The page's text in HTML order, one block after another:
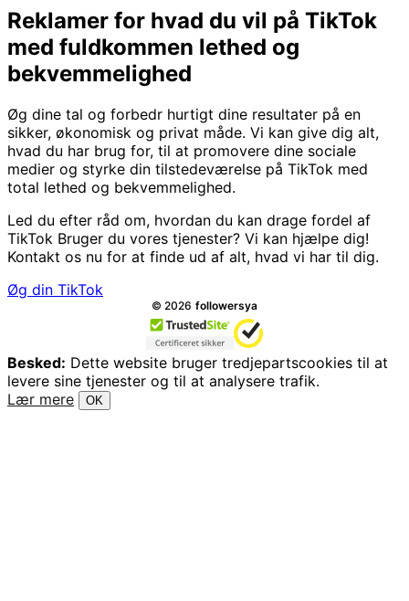
Reklamer for hvad du vil på TikTok
med fuldkommen lethed og
bekvemmelighed
Øg dine tal og forbedr hurtigt dine resultater på en
sikker, økonomisk og privat måde. Vi kan give dig alt,
hvad du har brug for, til at promovere dine sociale
medier og styrke din tilstedeværelse på TikTok med
total lethed og bekvemmelighed.
Led du efter råd om, hvordan du kan drage fordel af
TikTok Bruger du vores tjenester? Vi kan hjælpe dig!
Kontakt os nu for at finde ud af alt, hvad vi har til dig.
Øg din TikTok
Alle rettigheder forbeholdes.
© 2026 followersya
Besked: Dette website bruger tredjepartscookies til at
levere sine tjenester og til at analysere trafik.
Lær mere
OK